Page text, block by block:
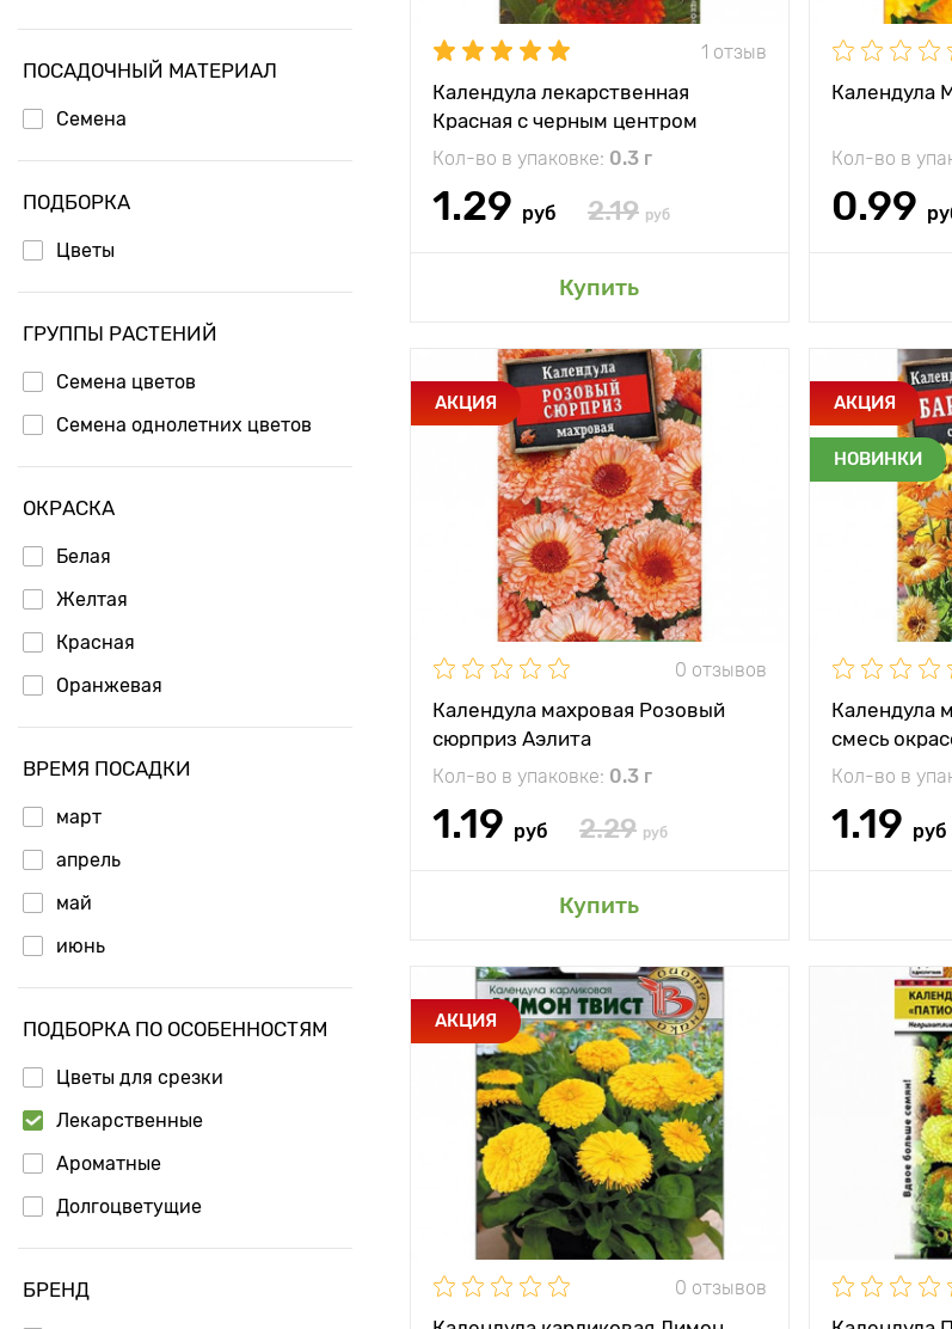
ПОСАДОЧНЫЙ МАТЕРИАЛ
Семена
ПОДБОРКА
Цветы
ГРУППЫ РАСТЕНИЙ
Семена цветов
Семена однолетних цветов
ОКРАСКА
Белая
Желтая
Красная
Оранжевая
ВРЕМЯ ПОСАДКИ
март
апрель
май
июнь
ПОДБОРКА ПО ОСОБЕННОСТЯМ
Цветы для срезки
Лекарственные
Ароматные
Долгоцветущие
БРЕНД
1 отзыв
Календула лекарственная
Красная с черным центром
Престиж
Кол-во в упаковке: 0.3 г
1.29 руб 2.19 руб
Купить
Добавить в мой сад
Календула
Кол-во в
0.99
АКЦИЯ
0 отзывов
Календула махровая Розовый
сюрприз Аэлита
Кол-во в упаковке: 0.3 г
1.19 руб 2.29 руб
Купить
Особенности
Махровые цветы
диаметром 10 см
Высота растения 50 - 60 см
Растояние между
растениями
20 - 30 см
Местоположение солнечное место
Добавить в мой сад
АКЦИЯ
НОВИНКИ
Календула
смесь
Кол-во в
1.19 руб
Особенности
Высота
Растояние
растениями
АКЦИЯ
0 отзывов
Особенности
Необычно
компактные
Высота растения 15 - 20 см
Растояние между
растениями
20 - 30 см
Местоположение солнечное место
Особенности
Высота
Растояние
растениями